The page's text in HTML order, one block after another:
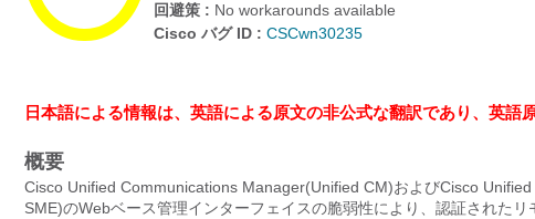
回避策 : No workarounds available
Cisco バグ ID :CSCwn30235
日本語による情報は、英語による原文の非公式な翻訳であり、英語
概要
Cisco Unified Communications Manager(Unified CM)およびCisco
SME)のWebベース管理インターフェイスの脆弱性により、認証された